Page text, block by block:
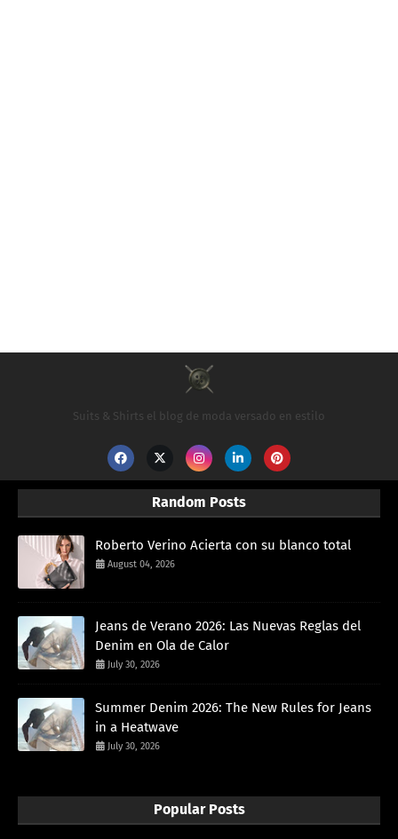
Suits & Shirts el blog de moda versado en estilo
Random Posts
Roberto Verino Acierta con su blanco total
August 04, 2026
Jeans de Verano 2026: Las Nuevas Reglas del
Denim en Ola de Calor
July 30, 2026
Summer Denim 2026: The New Rules for Jeans
in a Heatwave
July 30, 2026
Popular Posts